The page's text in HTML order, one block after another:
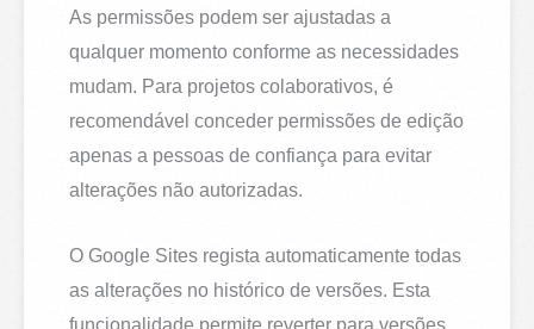
As permissões podem ser ajustadas a
qualquer momento conforme as necessidades
mudam. Para projetos colaborativos, é
recomendável conceder permissões de edição
apenas a pessoas de confiança para evitar
alterações não autorizadas.
O Google Sites regista automaticamente todas
as alterações no histórico de versões. Esta
funcionalidade permite reverter para versões